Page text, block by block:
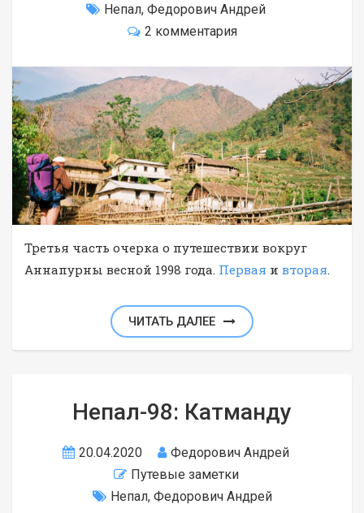
Непал, Федорович Андрей
2 комментария
Третья часть очерка о путешествии вокруг
Аннапурны весной 1998 года. Первая и вторая
ЧИТАТЬ ДАЛЕЕ
Непал-98: Катманду
20.04.2020
Федорович Андрей
Путевые заметки
Непал, Федорович Андрей